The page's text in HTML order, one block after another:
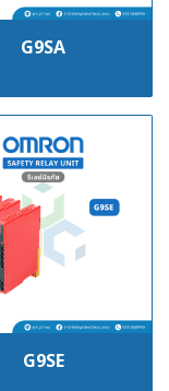
G9SA
G9SE